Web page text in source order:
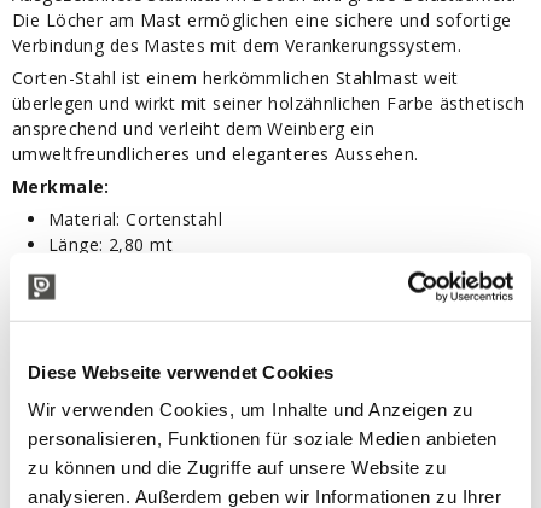
Diese Webseite verwendet Cookies
Wir verwenden Cookies, um Inhalte und Anzeigen zu
personalisieren, Funktionen für soziale Medien anbieten
zu können und die Zugriffe auf unsere Website zu
analysieren. Außerdem geben wir Informationen zu Ihrer
Die Löcher am Mast ermöglichen eine sichere und sofortige
Verbindung des Mastes mit dem Verankerungssystem.
Corten-Stahl ist einem herkömmlichen Stahlmast weit
überlegen und wirkt mit seiner holzähnlichen Farbe ästhetisch
ansprechend und verleiht dem Weinberg ein
umweltfreundlicheres und eleganteres Aussehen.
Merkmale:
Material: Cortenstahl
Länge: 2,80 mt
Breite: 58 mm
Tiefe: 48 mm
Dicke: 2 mm
TECHNISCHE BESCHREIBUNG